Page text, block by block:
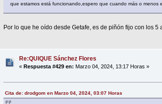
que estamos está funcionando,espero que cuando más o menos
Por lo que he oído desde Getafe, es de piñón fijo con los
Re:QUIQUE Sánchez Flores
«Respuesta #429 en: Marzo 04, 2024, 13:17 Horas »
Cita de: drodgom en Marzo 04, 2024, 03:07 Horas